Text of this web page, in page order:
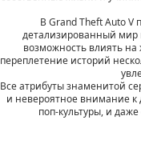
В Grand Theft Auto
детализированный мир
возможность влиять на
переплетение историй
Все атрибуты знаменитой
и невероятное внимание
поп-культуры, и